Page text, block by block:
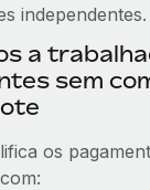
independentes.
a
sem
os